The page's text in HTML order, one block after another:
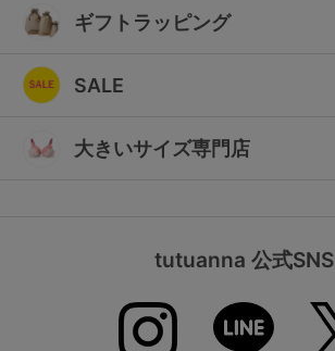
ギフトラッピング
SALE
大きいサイズ専門店
tutuanna 公式SNS